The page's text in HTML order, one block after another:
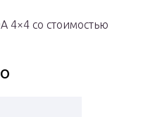
4×4 со стоимостью